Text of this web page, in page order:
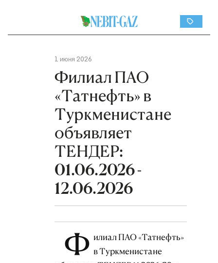
1 июня 2026
Филиал ПАО
«Татнефть» в
Туркменистане
объявляет
ТЕНДЕР:
01.06.2026 -
12.06.2026
Ф илиал ПАО «Татнефть»
в Туркменистане